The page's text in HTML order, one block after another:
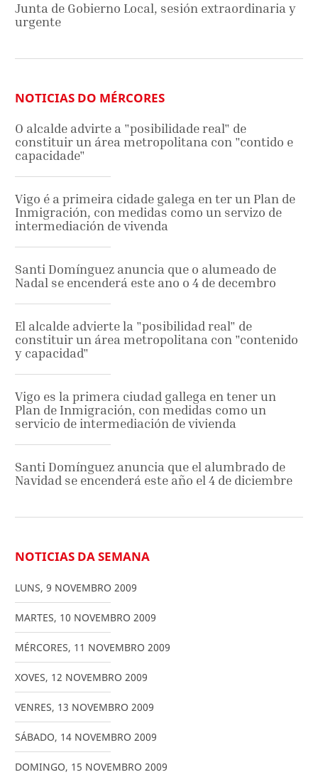
Junta de Gobierno Local, sesión extraordinaria y
urgente
NOTICIAS DO MÉRCORES
O alcalde advirte a "posibilidade real" de
constituir un área metropolitana con "contido e
capacidade"
Vigo é a primeira cidade galega en ter un Plan de
Inmigración, con medidas como un servizo de
intermediación de vivenda
Santi Domínguez anuncia que o alumeado de
Nadal se encenderá este ano o 4 de decembro
El alcalde advierte la "posibilidad real" de
constituir un área metropolitana con "contenido
y capacidad"
Vigo es la primera ciudad gallega en tener un
Plan de Inmigración, con medidas como un
servicio de intermediación de vivienda
Santi Domínguez anuncia que el alumbrado de
Navidad se encenderá este año el 4 de diciembre
NOTICIAS DA SEMANA
LUNS, 9 NOVEMBRO 2009
MARTES, 10 NOVEMBRO 2009
MÉRCORES, 11 NOVEMBRO 2009
XOVES, 12 NOVEMBRO 2009
VENRES, 13 NOVEMBRO 2009
SÁBADO, 14 NOVEMBRO 2009
DOMINGO, 15 NOVEMBRO 2009